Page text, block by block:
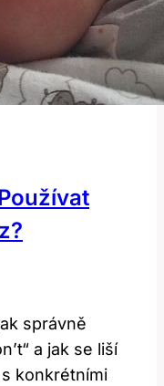
správně
a jak se liší
s konkrétními